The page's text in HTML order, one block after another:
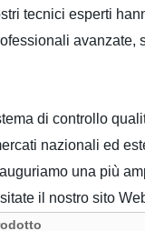
tecnici esperti
di controllo
nazionali ed
una più
il nostro sito